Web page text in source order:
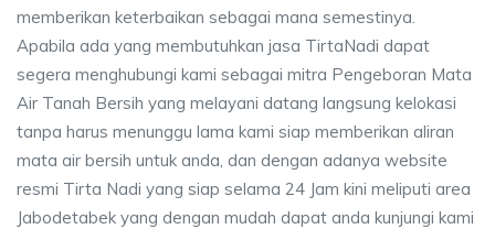
memberikan keterbaikan sebagai mana semestinya.
Apabila ada yang membutuhkan jasa TirtaNadi dapat
segera menghubungi kami sebagai mitra Pengeboran Mata
Air Tanah Bersih yang melayani datang langsung kelokasi
tanpa harus menunggu lama kami siap memberikan aliran
mata air bersih untuk anda, dan dengan adanya website
resmi Tirta Nadi yang siap selama 24 Jam kini meliputi area
Jabodetabek yang dengan mudah dapat anda kunjungi kami